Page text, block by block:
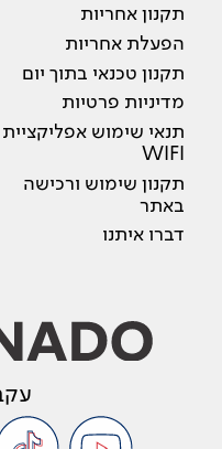
תקנון אחריות
הפעלת אחריות
תקנון טכנאי בתוך יום
מדיניות פרטיות
תנאי שימוש אפליקציית
WIFI
תקנון שימוש ורכישה
באתר
דברו איתנו